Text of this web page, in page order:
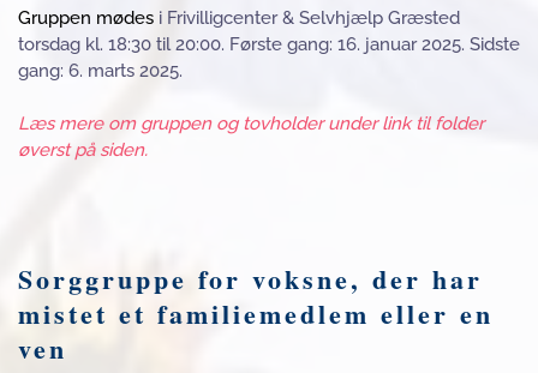
Gruppen mødes i Frivilligcenter & Selvhjælp Græsted
torsdag kl. 18:30 til 20:00. Første gang: 16. januar 2025. Sidste
gang: 6. marts 2025.
Læs mere om gruppen og tovholder under link til folder
øverst på siden.
Sorggruppe for voksne, der har
mistet et familiemedlem eller en
ven